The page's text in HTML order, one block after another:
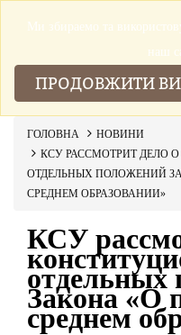
ГОЛОВНА
НОВИНИ
КСУ РАССМОТРИТ ДЕЛО
ОТДЕЛЬНЫХ ПОЛОЖЕНИЙ
СРЕДНЕМ ОБРАЗОВАНИИ»
КСУ
отдельных
Закона «О
среднем
Ми збираемо та
наш
ПРОДОВЖИТИ